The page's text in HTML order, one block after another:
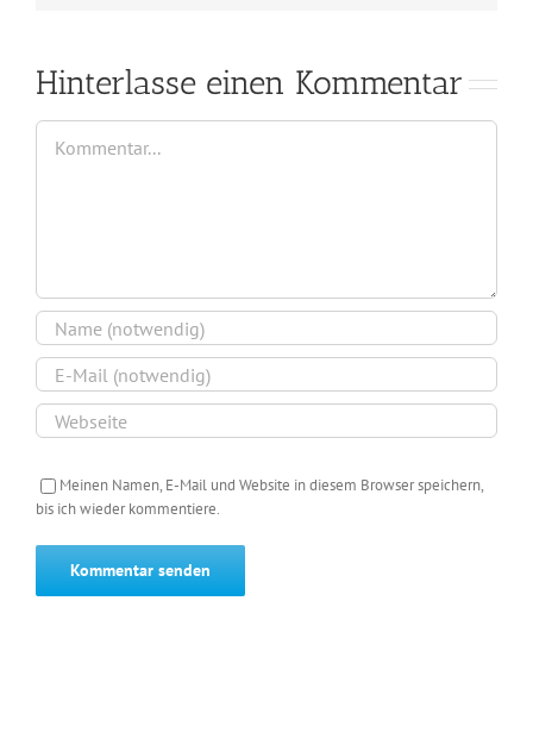
Hinterlasse einen Kommentar
Kommentar
Meinen Namen, E-Mail und Website in diesem Browser speichern,
bis ich wieder kommentiere.